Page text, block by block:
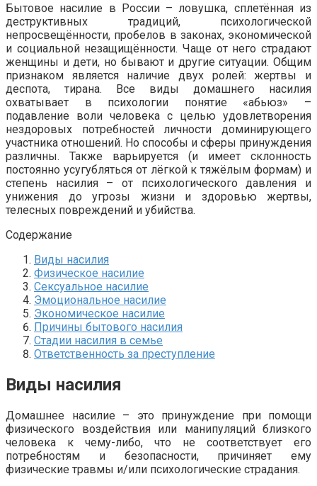
Бытовое насилие в России – ловушка, сплетённая из
деструктивных традиций, психологической
непросвещённости, пробелов в законах, экономической
и социальной незащищённости. Чаще от него страдают
женщины и дети, но бывают и другие ситуации. Общим
признаком является наличие двух ролей: жертвы и
деспота, тирана. Все виды домашнего насилия
охватывает в психологии понятие «абьюз» –
подавление воли человека с целью удовлетворения
нездоровых потребностей личности доминирующего
участника отношений. Но способы и сферы принуждения
различны. Также варьируется (и имеет склонность
постоянно усугубляться от лёгкой к тяжёлым формам) и
степень насилия – от психологического давления и
унижения до угрозы жизни и здоровью жертвы,
телесных повреждений и убийства.
Содержание
Виды насилия
Физическое насилие
Сексуальное насилие
Эмоциональное насилие
Экономическое насилие
Причины бытового насилия
Стадии насилия в семье
Ответственность за преступление
Виды насилия
Домашнее насилие – это принуждение при помощи
физического воздействия или манипуляций близкого
человека к чему-либо, что не соответствует его
потребностям и безопасности, причиняет ему
физические травмы и/или психологические страдания.